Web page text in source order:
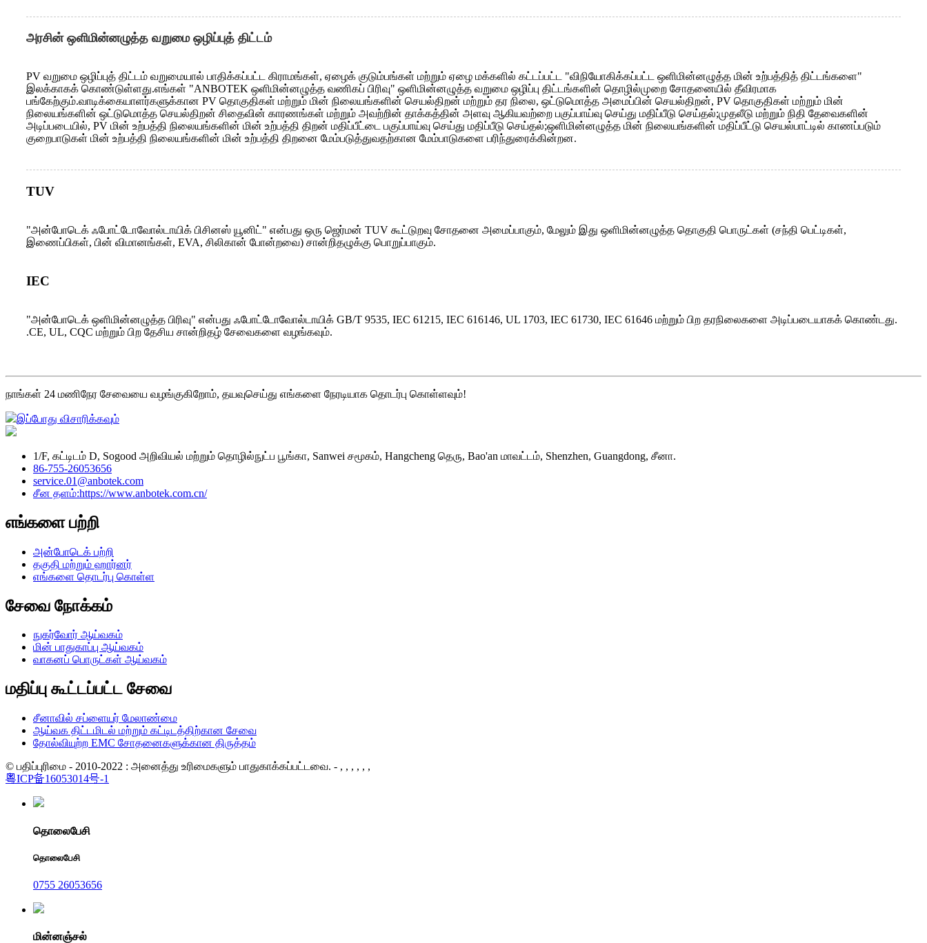
அரசின் ஒளிமின்னழுத்த வறுமை ஒழிப்புத் திட்டம்
PV வறுமை ஒழிப்புத் திட்டம் வறுமையால் பாதிக்கப்பட்ட கிராமங்கள், ஏழைக் குடும்பங்கள் மற்றும் ஏழை மக்களில் கட்டப்பட்ட "விநியோகிக்கப்பட்ட ஒளிமின்னழுத்த மின் உற்பத்தித் திட்டங்களை"
இலக்காகக் கொண்டுள்ளது.எங்கள் "ANBOTEK ஒளிமின்னழுத்த வணிகப் பிரிவு" ஒளிமின்னழுத்த வறுமை ஒழிப்பு திட்டங்களின் தொழில்முறை சோதனையில் தீவிரமாக
பங்கேற்கும்.வாடிக்கையாளர்களுக்கான PV தொகுதிகள் மற்றும் மின் நிலையங்களின் செயல்திறன் மற்றும் தர நிலை, ஒட்டுமொத்த அமைப்பின் செயல்திறன், PV தொகுதிகள் மற்றும் மின்
நிலையங்களின் ஒட்டுமொத்த செயல்திறன் சிதைவின் காரணங்கள் மற்றும் அவற்றின் தாக்கத்தின் அளவு ஆகியவற்றை பகுப்பாய்வு செய்து மதிப்பீடு செய்தல்;முதலீடு மற்றும் நிதி தேவைகளின்
அடிப்படையில், PV மின் உற்பத்தி நிலையங்களின் மின் உற்பத்தி திறன் மதிப்பீட்டை பகுப்பாய்வு செய்து மதிப்பீடு செய்தல்;ஒளிமின்னழுத்த மின் நிலையங்களின் மதிப்பீட்டு செயல்பாட்டில் காணப்படும்
குறைபாடுகள் மின் உற்பத்தி நிலையங்களின் மின் உற்பத்தி திறனை மேம்படுத்துவதற்கான மேம்பாடுகளை பரிந்துரைக்கின்றன.
TUV
"அன்போடெக் ஃபோட்டோவோல்டாயிக் பிசினஸ் யூனிட்" என்பது ஒரு ஜெர்மன் TUV கூட்டுறவு சோதனை அமைப்பாகும், மேலும் இது ஒளிமின்னழுத்த தொகுதி பொருட்கள் (சந்தி பெட்டிகள்,
இணைப்பிகள், பின் விமானங்கள், EVA, சிலிகான் போன்றவை) சான்றிதழுக்கு பொறுப்பாகும்.
IEC
"அன்போடெக் ஒளிமின்னழுத்த பிரிவு" என்பது ஃபோட்டோவோல்டாயிக் GB/T 9535, IEC 61215, IEC 616146, UL 1703, IEC 61730, IEC 61646 மற்றும் பிற தரநிலைகளை அடிப்படையாகக் கொண்டது.
.CE, UL, CQC மற்றும் பிற தேசிய சான்றிதழ் சேவைகளை வழங்கவும்.
நாங்கள் 24 மணிநேர சேவையை வழங்குகிறோம், தயவுசெய்து எங்களை நேரடியாக தொடர்பு கொள்ளவும்!
இப்போது விசாரிக்கவும்
1/F, கட்டிடம் D, Sogood அறிவியல் மற்றும் தொழில்நுட்ப பூங்கா, Sanwei சமூகம், Hangcheng தெரு, Bao'an மாவட்டம், Shenzhen, Guangdong, சீனா.
86-755-26053656
service.01@anbotek.com
சீன தளம்:https://www.anbotek.com.cn/
எங்களை பற்றி
அன்போடெக் பற்றி
தகுதி மற்றும் ஹார்னர்
எங்களை தொடர்பு கொள்ள
சேவை நோக்கம்
நுகர்வோர் ஆய்வகம்
மின் பாதுகாப்பு ஆய்வகம்
வாகனப் பொருட்கள் ஆய்வகம்
மதிப்பு கூட்டப்பட்ட சேவை
சீனாவில் சப்ளையர் மேலாண்மை
ஆய்வக திட்டமிடல் மற்றும் கட்டிடத்திற்கான சேவை
தோல்வியுற்ற EMC சோதனைகளுக்கான திருத்தம்
© பதிப்புரிமை - 2010-2022 : அனைத்து உரிமைகளும் பாதுகாக்கப்பட்டவை. - , , , , , ,
粤ICP备16053014号-1
தொலைபேசி
தொலைபேசி
0755 26053656
மின்னஞ்சல்